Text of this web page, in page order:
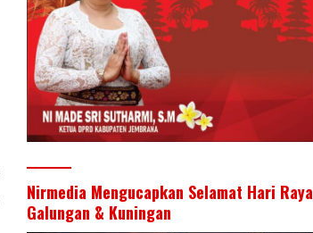
Nirmedia Mengucapkan Selamat Hari Raya
Galungan & Kuningan